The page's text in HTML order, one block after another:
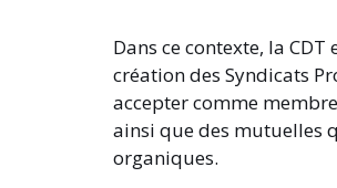
Dans ce contexte, la
création des Syndicats
accepter comme
ainsi que des mutuelles
organiques.